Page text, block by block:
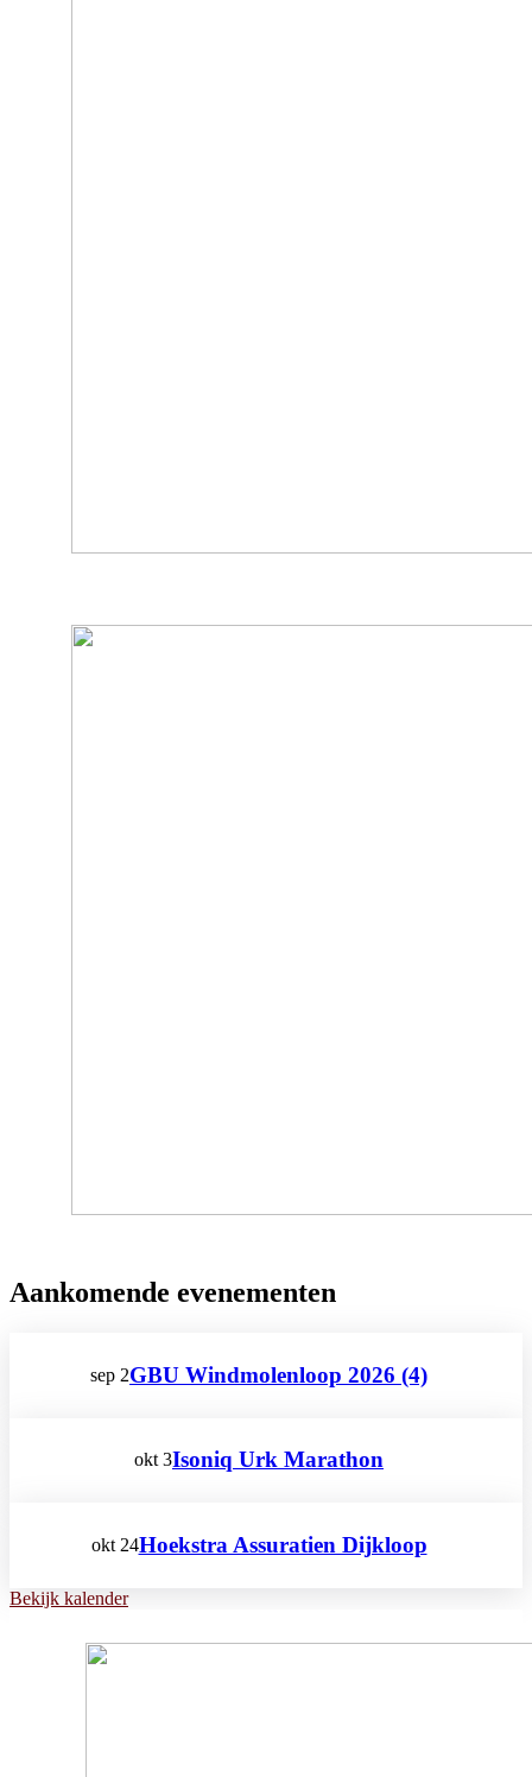
Aankomende evenementen
sep 2GBU Windmolenloop 2026 (4)
okt 3Isoniq Urk Marathon
okt 24Hoekstra Assuratien Dijkloop
Bekijk kalender